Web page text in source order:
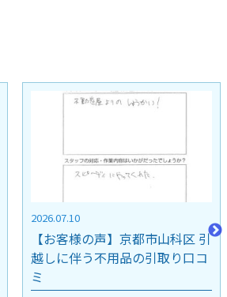
2026.07.02
【お客様の声】大阪府高槻市 引
越しに伴う不用品の引取り口コ
ミ